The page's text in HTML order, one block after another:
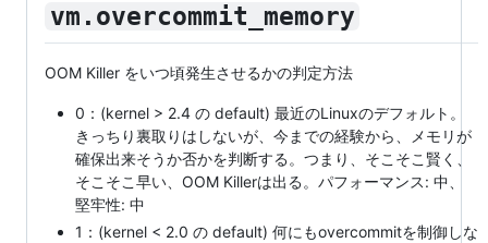
vm.overcommit_memory
OOM Killer をいつ頃発生させるかの判定方法
0：(kernel > 2.4 の default) 最近のLinuxのデフォルト。
きっちり裏取りはしないが、今までの経験から、メモリが
確保出来そうか否かを判断する。つまり、そこそこ賢く、
そこそこ早い、OOM Killerは出る。パフォーマンス: 中、
堅牢性: 中
1：(kernel < 2.0 の default) 何にもovercommitを制御しな